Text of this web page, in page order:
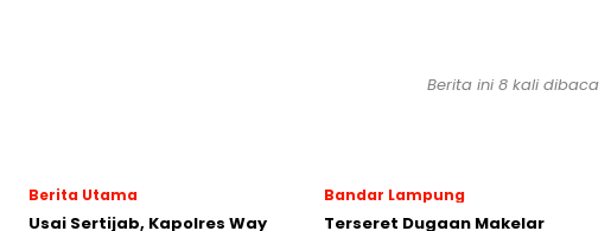
Berita ini 8 kali dibaca
Berita Utama
Usai Sertijab, Kapolres Way
Bandar Lampung
Terseret Dugaan Makelar